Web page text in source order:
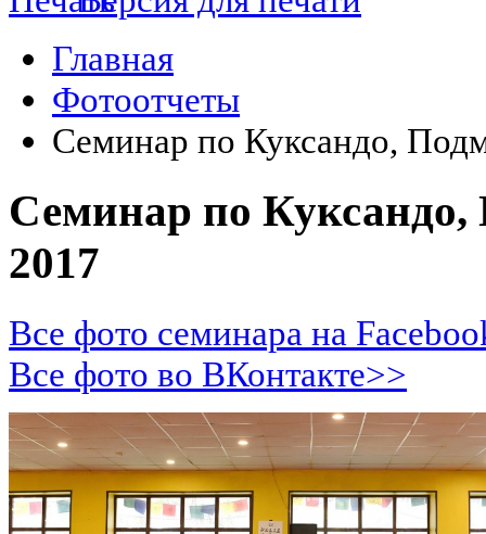
Главная
Фотоотчеты
Семинар по Куксандо,
Семинар по Куксандо,
2017
Все фото семинара на
Все фото во ВКонтакте>>